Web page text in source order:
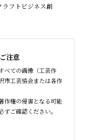
ラフトビジネス創
注意
べての画像（工芸作
市工芸協会または各作
作権の侵害となる可能
ご確認ください。